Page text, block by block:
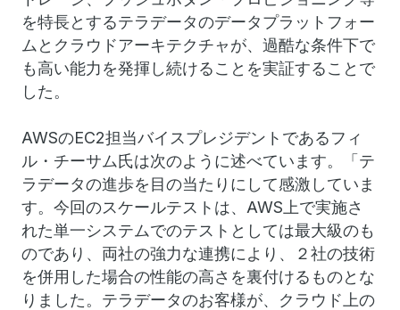
を特長とするテラデータのデータプラットフォー
ムとクラウドアーキテクチャが、過酷な条件下で
も高い能力を発揮し続けることを実証することで
した。
AWSのEC2担当バイスプレジデントであるフィ
ル・チーサム氏は次のように述べています。「テ
ラデータの進歩を目の当たりにして感激していま
す。今回のスケールテストは、AWS上で実施さ
れた単一システムでのテストとしては最大級のも
のであり、両社の強力な連携により、２社の技術
を併用した場合の性能の高さを裏付けるものとな
りました。テラデータのお客様が、クラウド上の